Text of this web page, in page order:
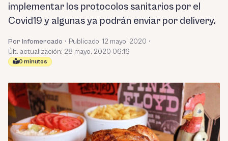
implementar los protocolos sanitarios por el
Covid19 y algunas ya podrán enviar por delivery.
Por Infomercado • Publicado: 12 mayo, 2020 •
Últ. actualización: 28 mayo, 2020 06:16
0 minutos